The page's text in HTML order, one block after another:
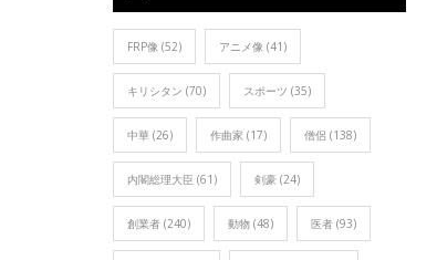
FRP像 (52) アニメ像 (41)
キリシタン (70) スポーツ (35)
中華 (26) 作曲家 (17) 僧侶 (138)
内閣総理大臣 (61) 剣豪 (24)
創業者 (240) 動物 (48) 医者 (93)